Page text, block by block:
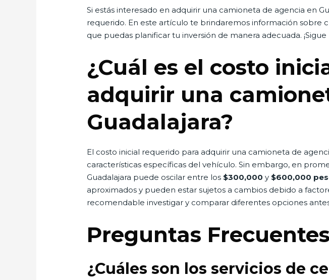
Si estás interesado en adquirir una camioneta de agencia en
requerido. En este artículo te brindaremos información sobre
que puedas planificar tu inversión de manera adecuada. ¡Sigue
¿Cuál es el costo
adquirir una
Guadalajara?
El costo inicial requerido para adquirir una camioneta de
características específicas del vehículo. Sin embargo, en
Guadalajara puede oscilar entre los $300,000 y $600,000
aproximados y pueden estar sujetos a cambios debido a
recomendable investigar y comparar diferentes opciones
Preguntas Frecuentes
¿Cuáles son los servicios de